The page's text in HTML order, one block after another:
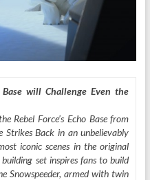
will Challenge Even the
Rebel Force’s Echo Base from
Strikes Back in an unbelievably
iconic scenes in the original
set inspires fans to build
Snowspeeder, armed with twin